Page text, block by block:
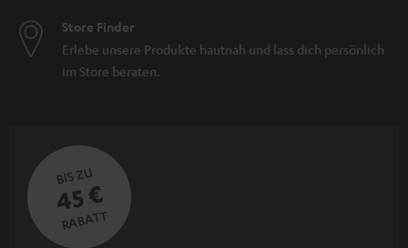
Store Finder
Erlebe unsere Produkte hautnah und lass dich persönlich
im Store beraten.
BIS ZU
45 €
RABATT